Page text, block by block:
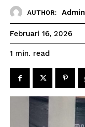
AUTHOR: Admin
Februari 16, 2026
1 min. read